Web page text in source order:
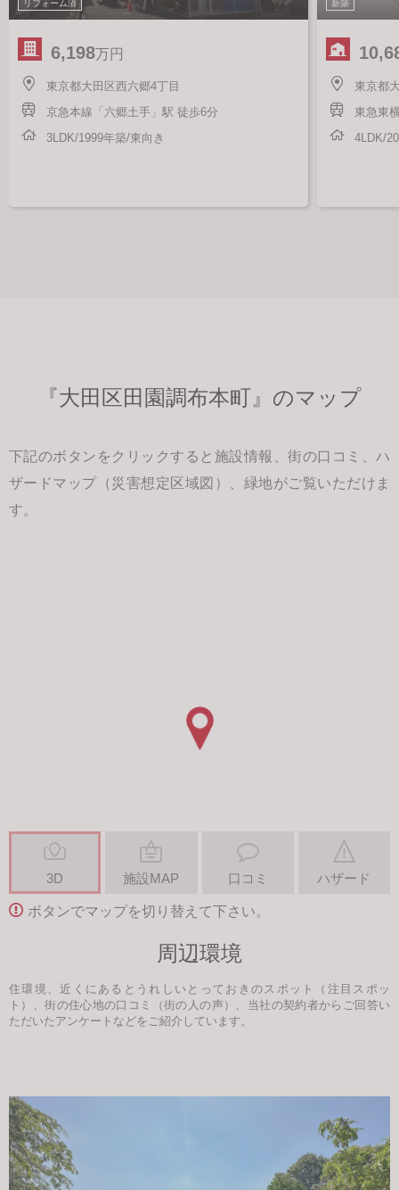
リフォーム済
6,198万円
東京都大田区西六郷4丁目
京急本線「六郷土手」駅 徒歩6分
3LDK/1999年築/東向き
新築
東京都
東急東
4LDK/
『大田区田園調布本町』のマップ
下記のボタンをクリックすると施設情報、街の口コミ、ハ
ザードマップ（災害想定区域図）、緑地がご覧いただけま
す。
3D 施設MAP 口コミ ハザード
ボタンでマップを切り替えて下さい。
周辺環境
住環境、近くにあるとうれしいとっておきのスポット（注目スポッ
ト）、街の住心地の口コミ（街の人の声）、当社の契約者からご回答い
ただいたアンケートなどをご紹介しています。